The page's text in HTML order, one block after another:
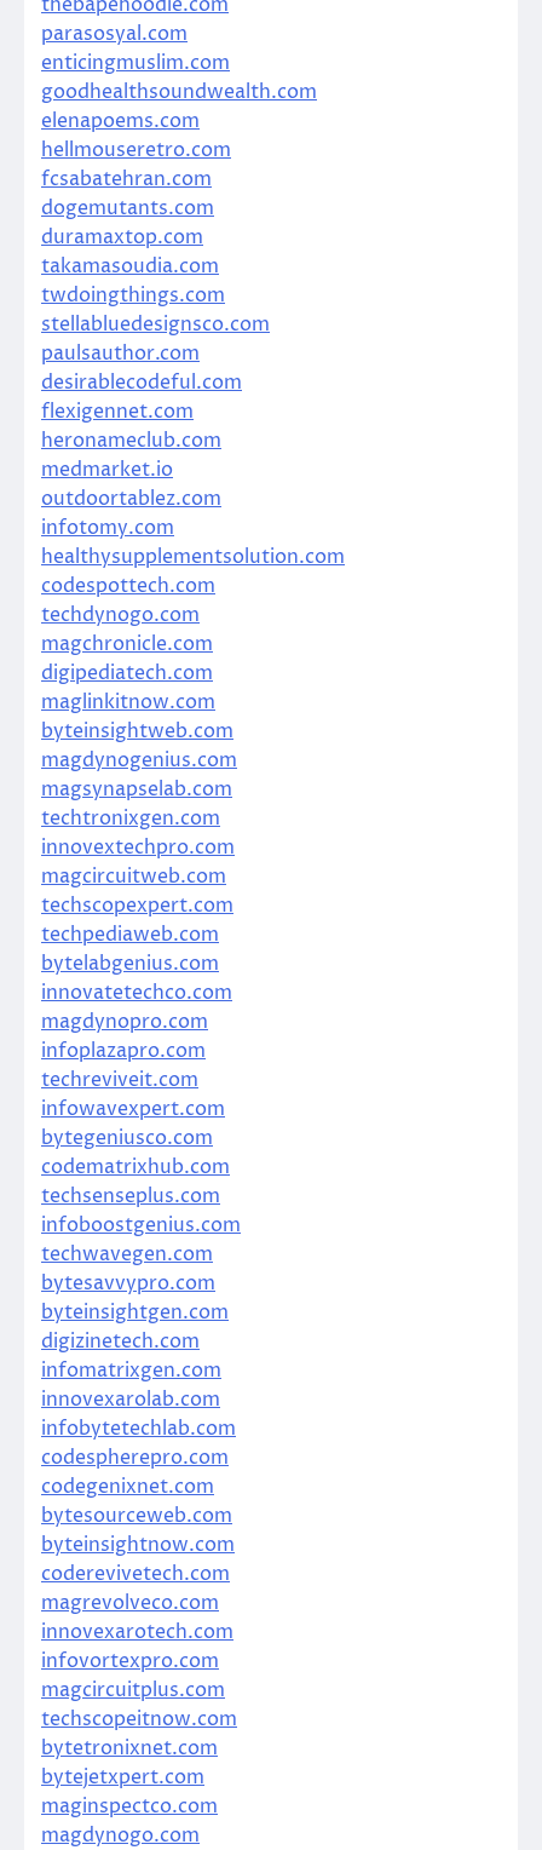
parasosyal.com
enticingmuslim.com
goodhealthsoundwealth.com
elenapoems.com
hellmouseretro.com
fcsabatehran.com
dogemutants.com
duramaxtop.com
takamasoudia.com
twdoingthings.com
stellabluedesignsco.com
paulsauthor.com
desirablecodeful.com
flexigennet.com
heronameclub.com
medmarket.io
outdoortablez.com
infotomy.com
healthysupplementsolution.com
codespottech.com
techdynogo.com
magchronicle.com
digipediatech.com
maglinkitnow.com
byteinsightweb.com
magdynogenius.com
magsynapselab.com
techtronixgen.com
innovextechpro.com
magcircuitweb.com
techscopexpert.com
techpediaweb.com
bytelabgenius.com
innovatetechco.com
magdynopro.com
infoplazapro.com
techreviveit.com
infowavexpert.com
bytegeniusco.com
codematrixhub.com
techsenseplus.com
infoboostgenius.com
techwavegen.com
bytesavvypro.com
byteinsightgen.com
digizinetech.com
infomatrixgen.com
innovexarolab.com
infobytetechlab.com
codespherepro.com
codegenixnet.com
bytesourceweb.com
byteinsightnow.com
coderevivetech.com
magrevolveco.com
innovexarotech.com
infovortexpro.com
magcircuitplus.com
techscopeitnow.com
bytetronixnet.com
bytejetxpert.com
maginspectco.com
magdynogo.com